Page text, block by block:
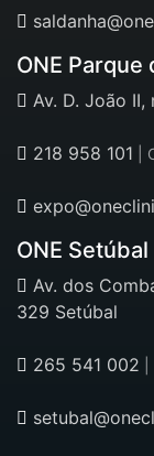
ONE Parque
Av. D. João
218 958 101 |
ONE Setúbal
Av. dos
329 Setúbal
265 541 002